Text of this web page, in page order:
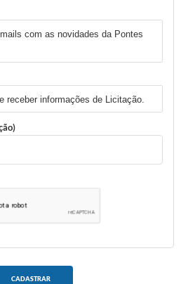
com as novidades da Pontes
receber informações de Licitação.
CADASTRAR